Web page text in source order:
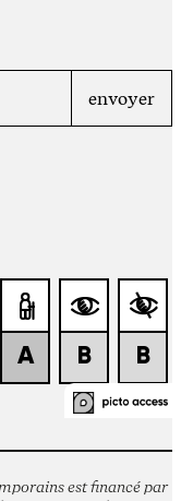
est financé par